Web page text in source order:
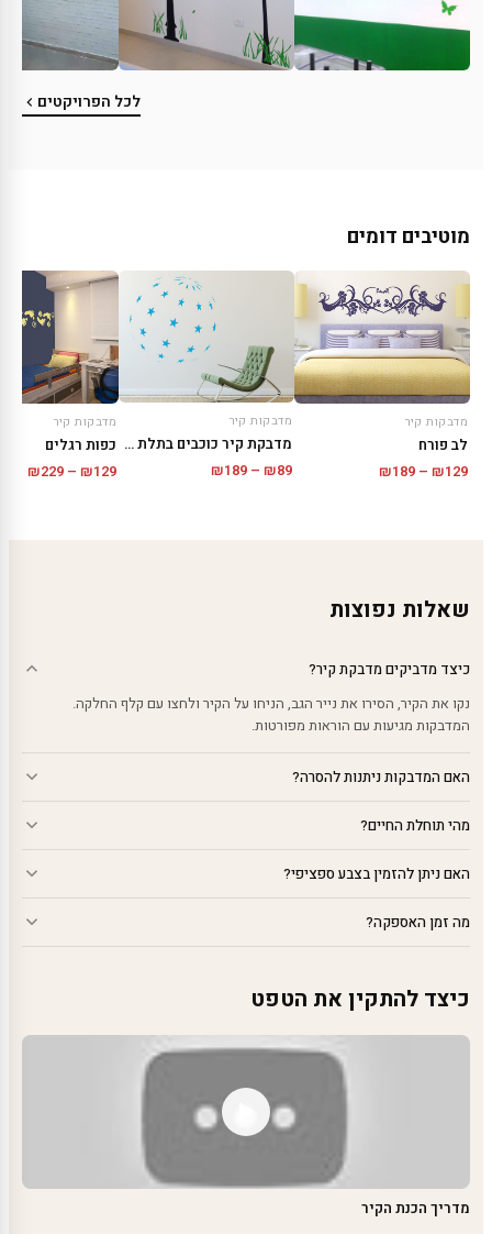
לכל הפרויקטים
מוטיבים דומים
מדבקות קיר
לב פורח
₪129
–
₪189
מדבקות קיר
מדבקת קיר כוכבים בתלת מימד
₪89
–
₪189
מדבקות קיר
כפות רגלים
₪129
–
₪229
שאלות נפוצות
כיצד מדביקים מדבקת קיר?
נקו את הקיר, הסירו את נייר הגב, הניחו על הקיר ולחצו עם קלף החלקה.
המדבקות מגיעות עם הוראות מפורטות.
האם המדבקות ניתנות להסרה?
מהי תוחלת החיים?
האם ניתן להזמין בצבע ספציפי?
מה זמן האספקה?
כיצד להתקין את הטפט
מדריך הכנת הקיר